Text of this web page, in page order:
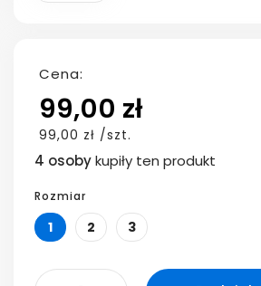
Cena:
99,00 zł
99,00 zł /szt.
4 osobykupiły ten produkt
Rozmiar
1 2 3